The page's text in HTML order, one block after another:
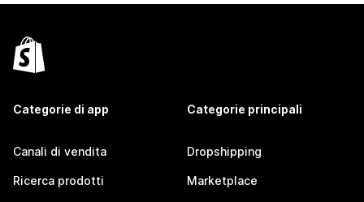
Categorie di app
Canali di vendita
Ricerca prodotti
Categorie principali
Dropshipping
Marketplace